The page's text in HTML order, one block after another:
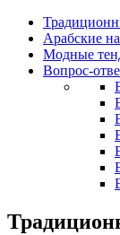
Арабские
Модные
Вопрос-